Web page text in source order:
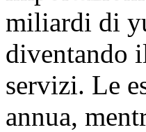
miliardi di
diventando
servizi. Le
annua,